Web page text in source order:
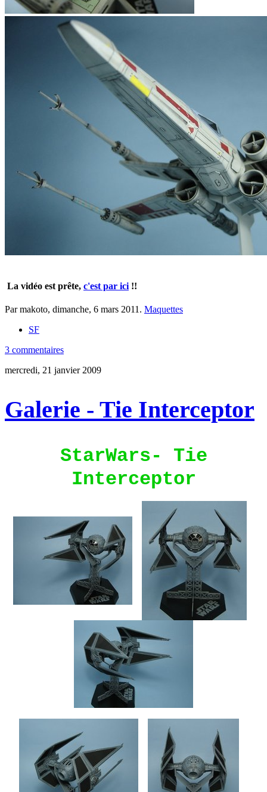
La vidéo est prête, c'est par ici !!
Par makoto, dimanche, 6 mars 2011 . Maquettes
SF
3 commentaires
mercredi, 21 janvier 2009
Galerie - Tie Interceptor
StarWars- Tie
Interceptor